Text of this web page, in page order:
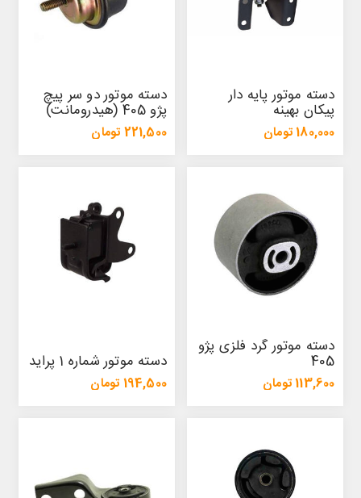
دسته موتور پایه دار
پیکان بهینه
180,000 تومان
دسته موتور دو سر پیچ
پژو 405 (هیدرومانت)
221,500 تومان
دسته موتور گرد فلزی پژو
405
113,600 تومان
دسته موتور شماره 1 پراید
194,500 تومان